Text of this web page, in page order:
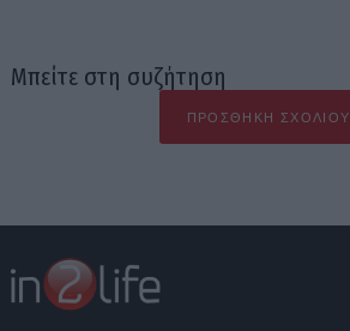
Μπείτε στη συζήτηση
ΠΡΟΣΘΉΚΗ ΣΧΟΛΊΟΥ